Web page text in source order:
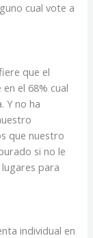
cual vote a
que el
el 68% cual
Y no ha
que nuestro
si no le
para
individual en